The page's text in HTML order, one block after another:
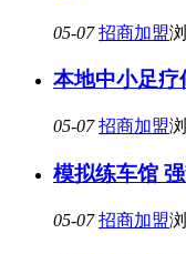
05-07 招商加盟
本地中小足疗
05-07 招商加盟
模拟练车馆
05-07 招商加盟